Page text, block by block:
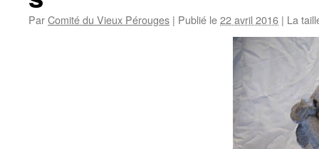
ParComité du Vieux Pérouges | Publié le22 avril 2016 | La